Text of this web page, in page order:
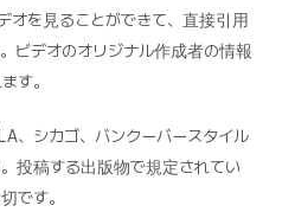
オを見ることができて、直接引用
ビデオのオリジナル作成者の情報
す。
、シカゴ、バンクーバースタイル
投稿する出版物で規定されてい
です。